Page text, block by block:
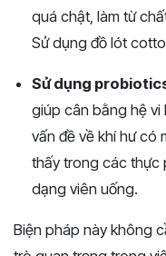
quá chật, làm từ
Sử dụng đồ lót
Sử dụng
giúp cân bằng hệ vi
vấn đề về khí hư có
thấy trong các thực
dạng viên uống.
Biện pháp này không